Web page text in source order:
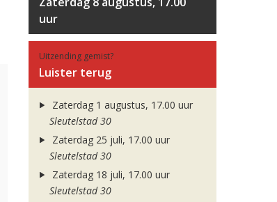
uur
Uitzending gemist?
Luister terug
Zaterdag 1 augustus, 17.00 uur
Sleutelstad 30
Zaterdag 25 juli, 17.00 uur
Sleutelstad 30
Zaterdag 18 juli, 17.00 uur
Sleutelstad 30